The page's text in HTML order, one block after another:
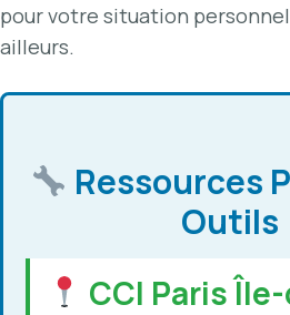
pour votre situation
ailleurs.
Ressources
Outils
CCI Paris